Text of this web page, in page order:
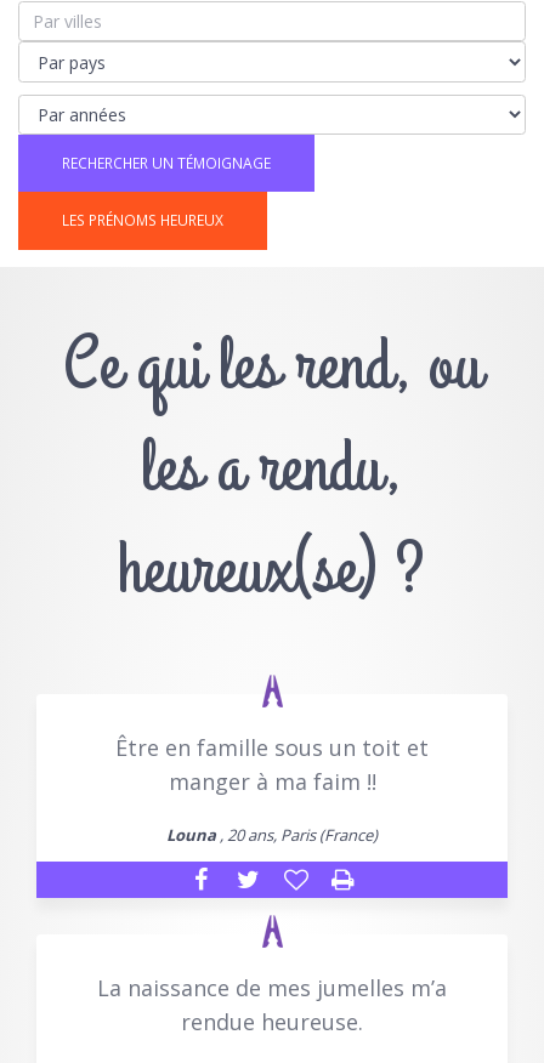
LES PRÉNOMS HEUREUX
Ce qui les rend, ou
les a rendu,
heureux(se) ?
Être en famille sous un toit et
manger à ma faim !!
Louna , 20 ans, Paris (France)
La naissance de mes jumelles m’a
rendue heureuse.